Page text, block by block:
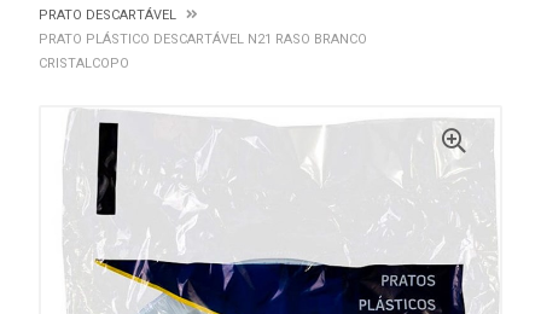
PRATO DESCARTÁVEL
PRATO PLÁSTICO DESCARTÁVEL N21 RASO BRANCO
CRISTALCOPO